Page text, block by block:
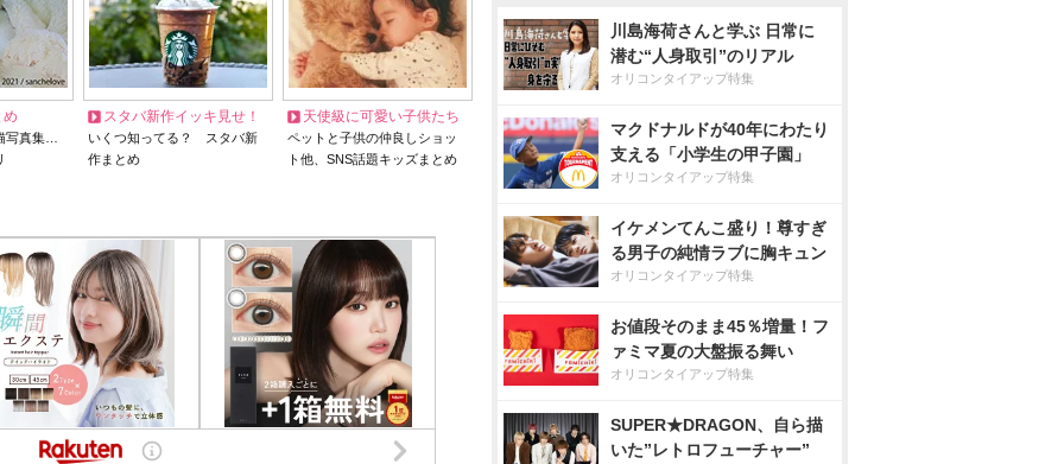
め
写真集…
スタバ新作イッキ見せ！
いくつ知ってる？ スタバ新
作まとめ
天使級に可愛い子供たち
ペットと子供の仲良しショッ
ト他、SNS話題キッズまとめ
川島海荷さんと学ぶ 日常に
潜む“人身取引”のリアル
オリコンタイアップ特集
マクドナルドが40年にわたり
支える「小学生の甲子園」
オリコンタイアップ特集
イケメンてんこ盛り！尊すぎ
る男子の純情ラブに胸キュン
オリコンタイアップ特集
お値段そのまま45％増量！フ
ァミマ夏の大盤振る舞い
オリコンタイアップ特集
SUPER★DRAGON、自ら描
いた”レトロフューチャー”